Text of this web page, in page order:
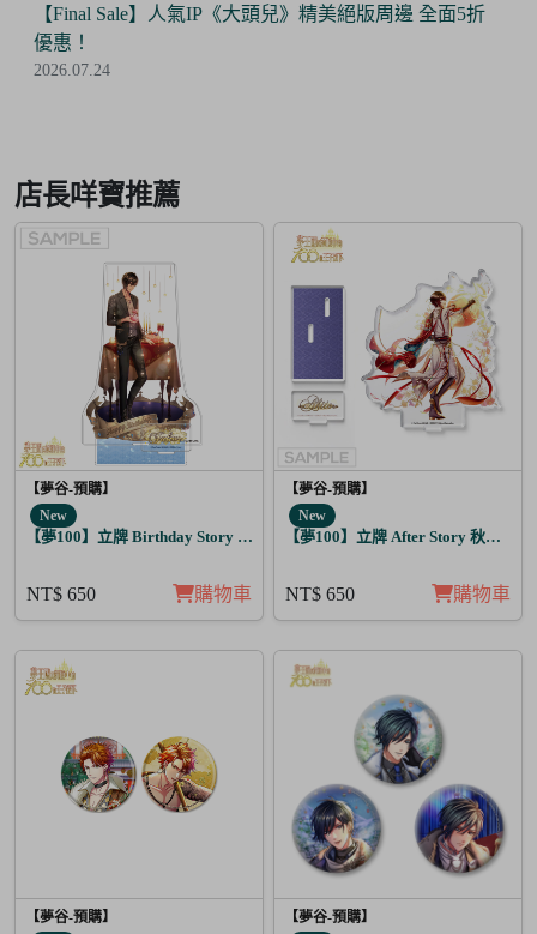
【Final Sale】人氣IP《大頭兒》精美絕版周邊 全面5折
優惠！
2026.07.24
6
店長咩寶推薦
【夢谷-預購】
New
【夢100】立牌 Birthday Story 尤里烏斯 月覺
NT$ 650 購物車
【夢谷-預購】
New
【夢100】立牌 After Story 秋人 日覺
NT$ 650 購物車
【夢谷-預購】
【夢谷-預購】